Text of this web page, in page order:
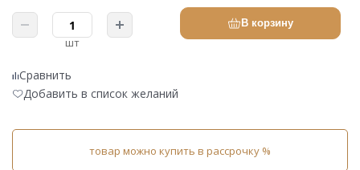
шт
В корзину
Сравнить
Добавить в список желаний
товар можно купить в рассрочку %